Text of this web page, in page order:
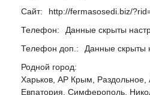
Сайт:
http://fermasosedi.biz/
Телефон:
Данные скрыты
Телефон доп.:
Данные скрыты
Родной город:
Харьков, АР Крым, Раздольное,
Евпатория, Симферополь,